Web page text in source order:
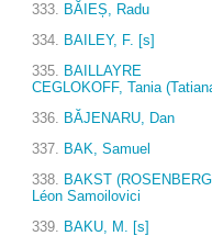
333. BĂIEȘ, Radu
334. BAILEY, F. [s]
335. BAILLAYRE
CEGLOKOFF, Tania
336. BĂJENARU, Dan
337. BAK, Samuel
338. BAKST
Léon Samoilovici
339. BAKU, M. [s]